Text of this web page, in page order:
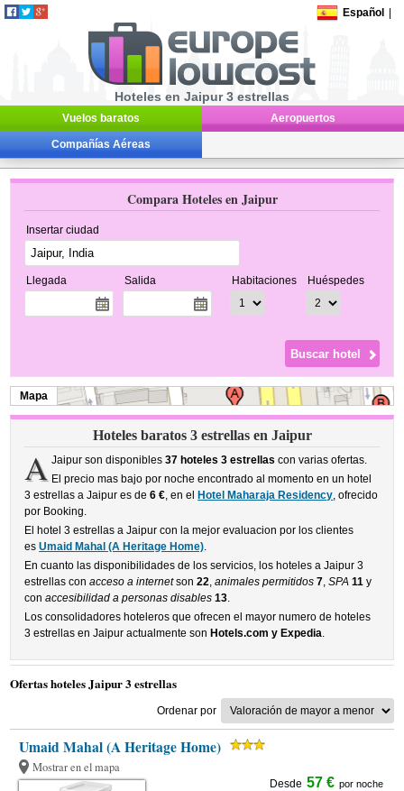
Español
Hoteles en Jaipur 3 estrellas
Vuelos baratos Aeropuertos
Compañías Aéreas
Compara Hoteles en Jaipur
Insertar ciudad
Llegada Salida Habitaciones Huéspedes
Mapa
Hoteles baratos 3 estrellas en Jaipur
A Jaipur son disponibles 37 hoteles 3 estrellas con varias ofertas.
El precio mas bajo por noche encontrado al momento en un hotel
3 estrellas a Jaipur es de6 €, en el Hotel Maharaja Residency, ofrecido
por Booking.
El hotel 3 estrellas a Jaipur con la mejor evaluacion por los clientes
esUmaid Mahal (A Heritage Home).
En cuanto las disponibilidades de los servicios, los hoteles a Jaipur 3
estrellas conacceso a internetson22,animales permitidos 7,SPA 11 y
conaccesibilidad a personas disables 13.
Los consolidadores hoteleros que ofrecen el mayor numero de hoteles
3 estrellas en Jaipur actualmente son Hotels.com y Expedia.
Ofertas hoteles Jaipur 3 estrellas
Ordenar por
Umaid Mahal (A Heritage Home)
Mostrar en el mapa
Desde 57 € por noche